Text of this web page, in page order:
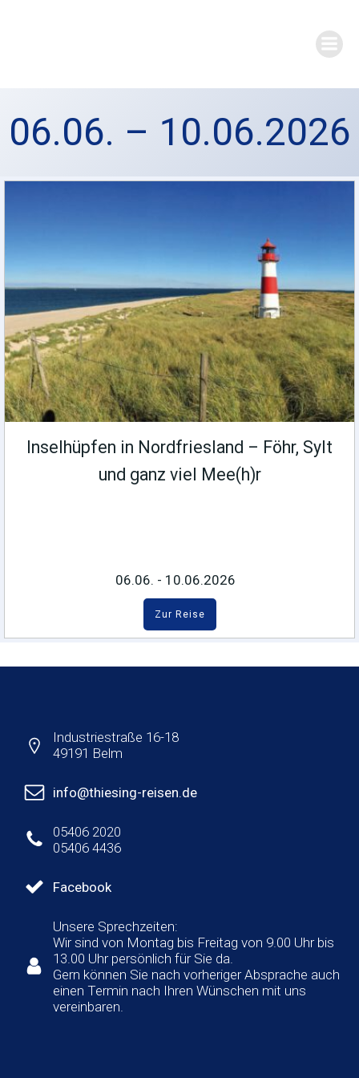
06.06. – 10.06.2026
Inselhüpfen in Nordfriesland – Föhr, Sylt
und ganz viel Mee(h)r
06.06. - 10.06.2026
Zur Reise
Industriestraße 16-18
49191 Belm
info@thiesing-reisen.de
05406 2020
05406 4436
Facebook
Unsere Sprechzeiten:
Wir sind von Montag bis Freitag von 9.00 Uhr bis
13.00 Uhr persönlich für Sie da.
Gern können Sie nach vorheriger Absprache auch
einen Termin nach Ihren Wünschen mit uns
vereinbaren.